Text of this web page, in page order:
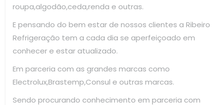
roupa,algodão,ceda,renda e outras.
E pensando do bem estar de nossos clientes a Ribeiro
Refrigeração tem a cada dia se aperfeiçoado em
conhecer e estar atualizado.
Em parceria com as grandes marcas como
Electrolux,Brastemp,Consul e outras marcas.
Sendo procurando conhecimento em parceria com